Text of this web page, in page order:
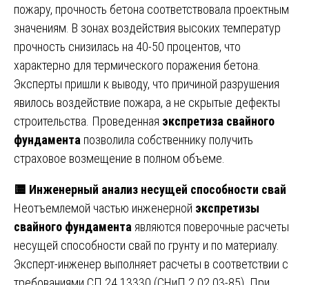
пожару, прочность бетона соответствовала проектным
значениям. В зонах воздействия высоких температур
прочность снизилась на 40-50 процентов, что
характерно для термического поражения бетона.
Эксперты пришли к выводу, что причиной разрушения
явилось воздействие пожара, а не скрытые дефекты
строительства. Проведенная экспретиза свайного
фундамента позволила собственнику получить
страховое возмещение в полном объеме.
🟨 Инженерный анализ несущей способности свай
Неотъемлемой частью инженерной экспретизы
свайного фундамента являются поверочные расчеты
несущей способности свай по грунту и по материалу.
Эксперт-инженер выполняет расчеты в соответствии с